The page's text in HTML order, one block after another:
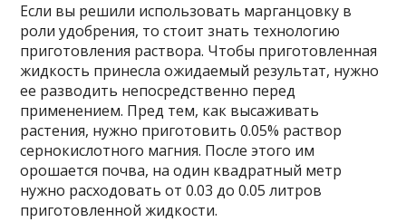
Если вы решили использовать марганцовку в
роли удобрения, то стоит знать технологию
приготовления раствора. Чтобы приготовленная
жидкость принесла ожидаемый результат, нужно
ее разводить непосредственно перед
применением. Пред тем, как высаживать
растения, нужно приготовить 0.05% раствор
сернокислотного магния. После этого им
орошается почва, на один квадратный метр
нужно расходовать от 0.03 до 0.05 литров
приготовленной жидкости.